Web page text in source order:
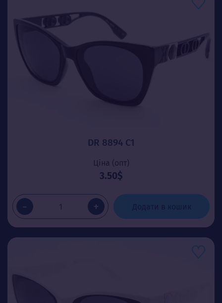
DR 8894 C1
Ціна (опт)
3.50$
- + Додати в кошик